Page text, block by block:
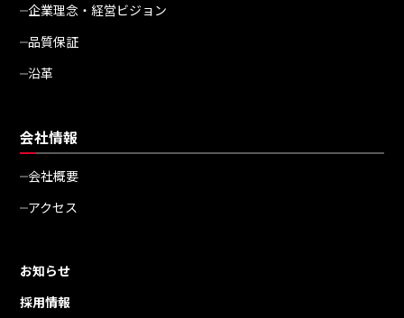
企業理念・経営ビジョン
品質保証
沿革
会社情報
会社概要
アクセス
お知らせ
採用情報